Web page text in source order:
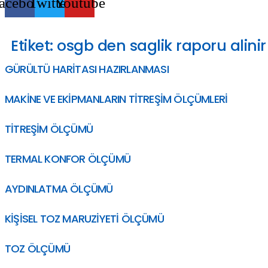
Etiket: osgb den saglik raporu
GÜRÜLTÜ HARİTASI HAZIRLANMASI
MAKİNE VE EKİPMANLARIN TİTREŞİM ÖLÇÜMLERİ
TİTREŞİM ÖLÇÜMÜ
TERMAL KONFOR ÖLÇÜMÜ
AYDINLATMA ÖLÇÜMÜ
KİŞİSEL TOZ MARUZİYETİ ÖLÇÜMÜ
TOZ ÖLÇÜMÜ